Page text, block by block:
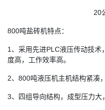
20
800吨盐砖机特点：
1、采用先进PLC液压传动技
度高，工作效率高。
2、800吨液压机主机结构紧凑
3、四组导向结构，成型压力大